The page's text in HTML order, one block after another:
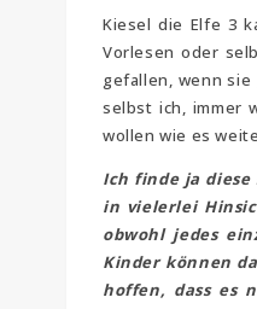
Kiesel die Elfe 3
Vorlesen oder
gefallen, wenn
selbst ich, immer
wollen wie es
Ich finde ja
in vielerlei
obwohl jedes
Kinder können
hoffen, dass es